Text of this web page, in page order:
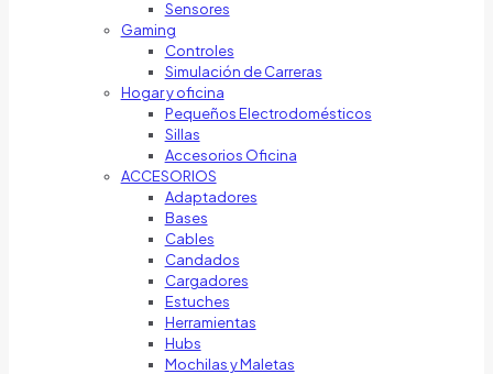
Sensores
Gaming
Controles
Simulación de Carreras
Hogar y oficina
Pequeños Electrodomésticos
Sillas
Accesorios Oficina
ACCESORIOS
Adaptadores
Bases
Cables
Candados
Cargadores
Estuches
Herramientas
Hubs
Mochilas y Maletas